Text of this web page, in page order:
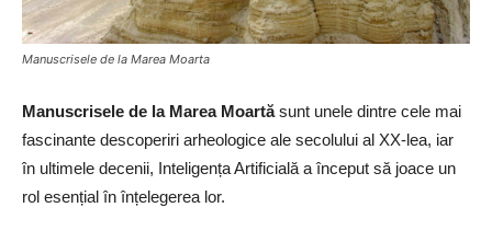
Manuscrisele de la Marea Moarta
Manuscrisele de la Marea Moartăsunt unele dintre cele mai
fascinante descoperiri arheologice ale secolului al XX-lea, iar
în ultimele decenii, Inteligența Artificială a început să joace un
rol esențial în înțelegerea lor.